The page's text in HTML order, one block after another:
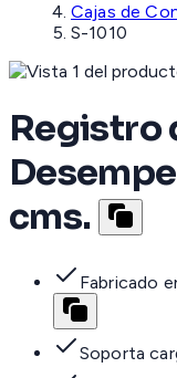
Cajas de
S-1010
Registro
cms.
Fabricado
Soporta